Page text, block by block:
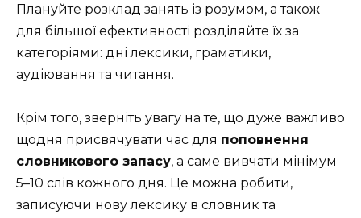
Плануйте розклад занять із розумом, а також
для більшої ефективності розділяйте їх за
категоріями: дні лексики, граматики,
аудіювання та читання.
Крім того, зверніть увагу на те, що дуже важливо
щодня присвячувати час для поповнення
словникового запасу, а саме вивчати мінімум
5–10 слів кожного дня. Це можна робити,
записуючи нову лексику в словник та